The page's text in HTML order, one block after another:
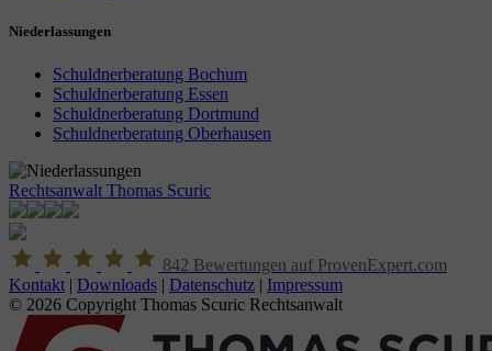
Niederlassungen
Schuldnerberatung Bochum
Schuldnerberatung Essen
Schuldnerberatung Dortmund
Schuldnerberatung Oberhausen
Rechtsanwalt Thomas Scuric
842 Bewertungen auf ProvenExpert.com
Kontakt
Downloads Datenschutz
Impressum
© 2026 Copyright Thomas Scuric Rechtsanwalt